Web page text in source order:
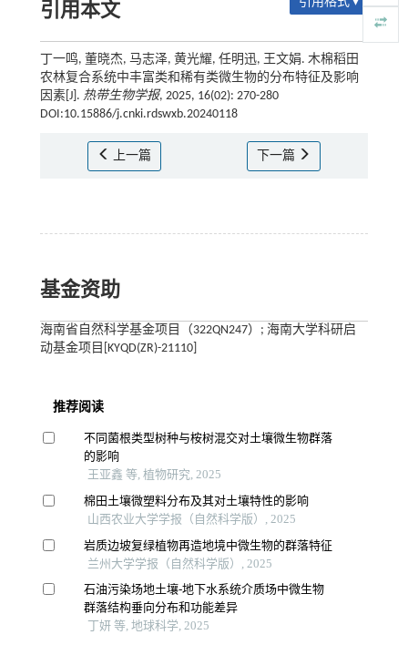
引用本文
丁一鸣, 董晓杰, 马志泽, 黄光耀, 任明迅, 王文娟. 木棉稻田
农林复合系统中丰富类和稀有类微生物的分布特征及影响
因素[J]. 热带生物学报, 2025, 16(02): 270-280
DOI:10.15886/j.cnki.rdswxb.20240118
上一篇 下一篇
基金资助
海南省自然科学基金项目（322QN247）; 海南大学科研启
动基金项目[KYQD(ZR)-21110]